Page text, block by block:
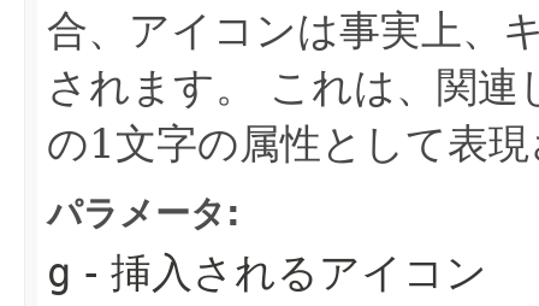
合、アイコンは事実上、
されます。
これは、関
の1文字の属性として表
パラメータ:
g - 挿入されるアイコン